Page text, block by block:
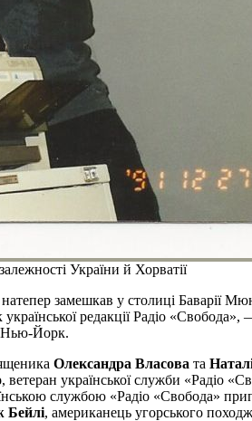
України й Хорватії
замешкав у столиці Баварії
редакції Радіо
Нью-Йорк.
Олександра Власова та
, ветеран української служби «Радіо
службою «Радіо «Свобода»
Бейлі, американець угорського